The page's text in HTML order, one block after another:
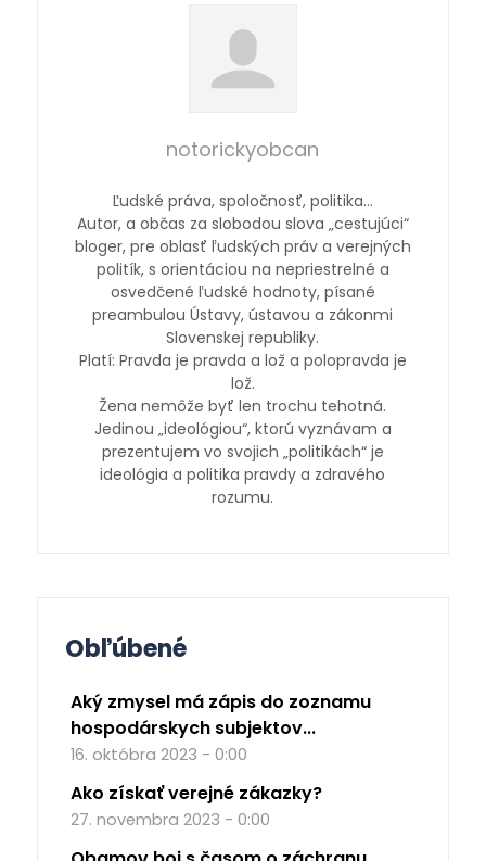
notorickyobcan
Ľudské práva, spoločnosť, politika…
Autor, a občas za slobodou slova „cestujúci“
bloger, pre oblasť ľudských práv a verejných
politík, s orientáciou na nepriestrelné a
osvedčené ľudské hodnoty, písané
preambulou Ústavy, ústavou a zákonmi
Slovenskej republiky.
Platí: Pravda je pravda a lož a polopravda je
lož.
Žena nemôže byť len trochu tehotná.
Jedinou „ideológiou“, ktorú vyznávam a
prezentujem vo svojich „politikách“ je
ideológia a politika pravdy a zdravého
rozumu.
Obľúbené
Aký zmysel má zápis do zoznamu
hospodárskych subjektov...
16. októbra 2023 - 0:00
Ako získať verejné zákazky?
27. novembra 2023 - 0:00